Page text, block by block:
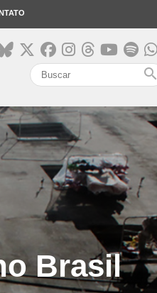
search
Brasil